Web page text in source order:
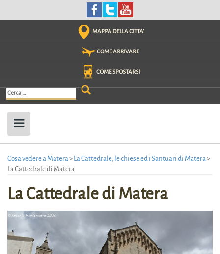
MAPPA DELLA CITTA'
COME ARRIVARE
COME SPOSTARSI
Ricerca
per:
Cosa vedere a Matera> La Cattedrale, le chiese ed i Santuari di Matera>
La Cattedrale di Matera
La Cattedrale di Matera